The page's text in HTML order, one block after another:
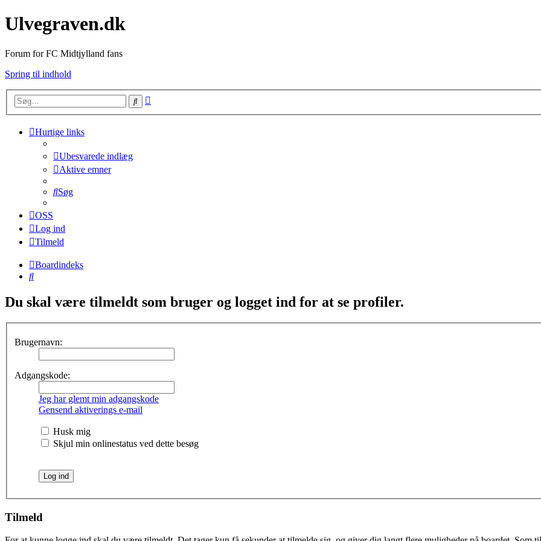
Ulvegraven.dk
Forum for FC Midtjylland fans
Spring til indhold
Søg
Hurtige links
Ubesvarede indlæg
Aktive emner
Søg
OSS
Log ind
Tilmeld
Boardindeks
Søg
Du skal være tilmeldt som bruger og logget ind for at se profiler.
Brugernavn:
Adgangskode:
Jeg har glemt min adgangskode
Gensend aktiverings e-mail
Husk mig
Skjul min onlinestatus ved dette besøg
Tilmeld